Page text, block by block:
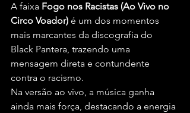
A faixa Fogo nos Racistas (Ao Vivo no
Circo Voador) é um dos momentos
mais marcantes da discografia do
Black Pantera, trazendo uma
mensagem direta e contundente
contra o racismo.
Na versão ao vivo, a música ganha
ainda mais força, destacando a energia